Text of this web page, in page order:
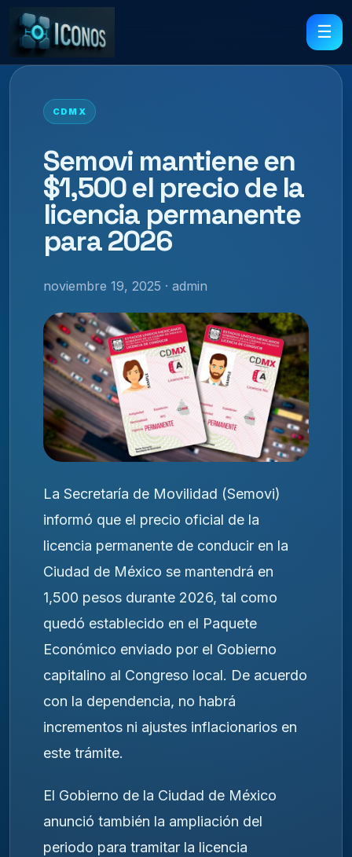
☰
CDMX
Semovi mantiene en
$1,500 el precio de la
licencia permanente
para 2026
noviembre 19, 2025 · admin
La Secretaría de Movilidad (Semovi)
informó que el precio oficial de la
licencia permanente de conducir en la
Ciudad de México se mantendrá en
1,500 pesos durante 2026, tal como
quedó establecido en el Paquete
Económico enviado por el Gobierno
capitalino al Congreso local. De acuerdo
con la dependencia, no habrá
incrementos ni ajustes inflacionarios en
este trámite.
El Gobierno de la Ciudad de México
anunció también la ampliación del
periodo para tramitar la licencia